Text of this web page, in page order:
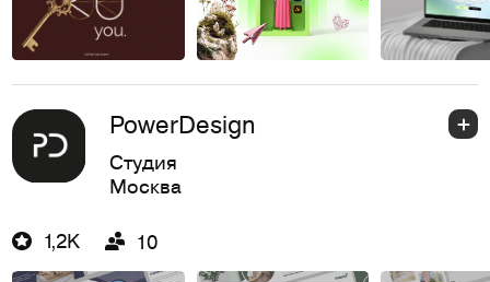
PowerDesign
Студия
Москва
1,2K 10